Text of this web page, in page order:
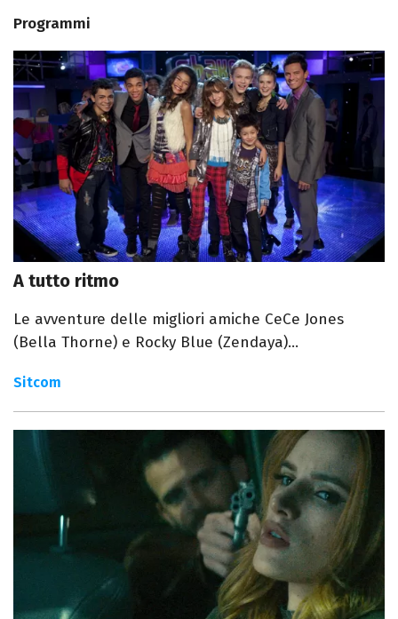
Programmi
A tutto ritmo
Le avventure delle migliori amiche CeCe Jones
(Bella Thorne) e Rocky Blue (Zendaya)...
Sitcom